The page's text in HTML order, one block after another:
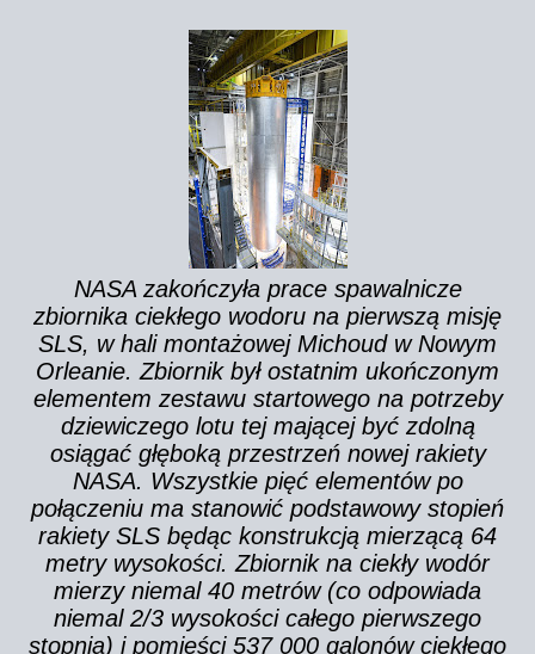
NASA zakończyła prace spawalnicze
zbiornika ciekłego wodoru na pierwszą misję
SLS, w hali montażowej Michoud w Nowym
Orleanie. Zbiornik był ostatnim ukończonym
elementem zestawu startowego na potrzeby
dziewiczego lotu tej mającej być zdolną
osiągać głęboką przestrzeń nowej rakiety
NASA. Wszystkie pięć elementów po
połączeniu ma stanowić podstawowy stopień
rakiety SLS będąc konstrukcją mierzącą 64
metry wysokości. Zbiornik na ciekły wodór
mierzy niemal 40 metrów (co odpowiada
niemal 2/3 wysokości całego pierwszego
stopnia) i pomieści 537 000 galonów ciekłego